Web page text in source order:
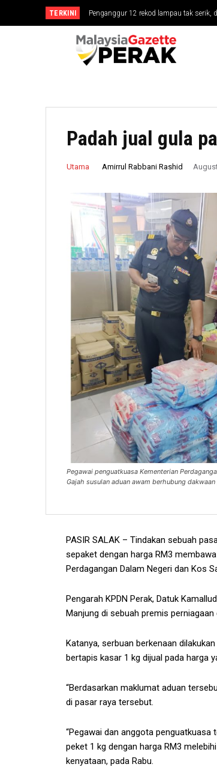
TERKINI Penganggur 12 rekod lampau tak
Padah jual gula
Utama Amirrul Rabbani Rashid
Pegawai penguatkuasa Kementerian
Gajah susulan aduan awam berhubung
PASIR SALAK – Tindakan sebuah
sepaket dengan harga RM3
Perdagangan Dalam Negeri dan Kos
Pengarah KPDN Perak, Datuk
Manjung di sebuah premis
Katanya, serbuan berkenaan
bertapis kasar 1 kg dijual pada harga
“Berdasarkan maklumat aduan
di pasar raya tersebut.
“Pegawai dan anggota
peket 1 kg dengan harga RM3
kenyataan, pada Rabu.